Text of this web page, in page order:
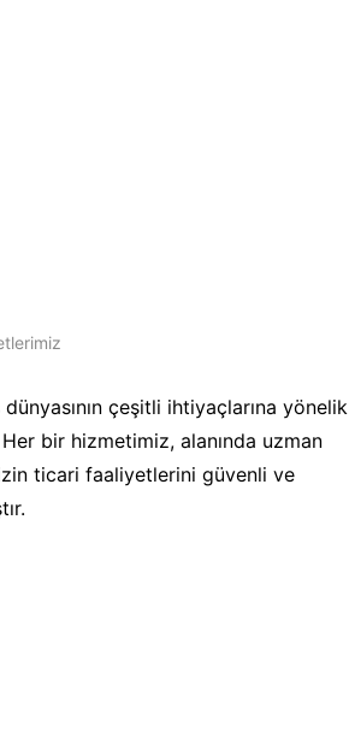
çeşitli ihtiyaçlarına yönelik
bir hizmetimiz, alanında uzman
ticari faaliyetlerini güvenli ve